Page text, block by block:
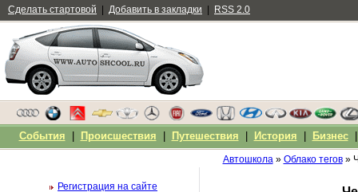
Автошкола» Облако тегов»
Регистрация на сайте
Сделать стартовой Добавить в закладки RSS 2.0
События Происшествия Путешествия История Бизнес